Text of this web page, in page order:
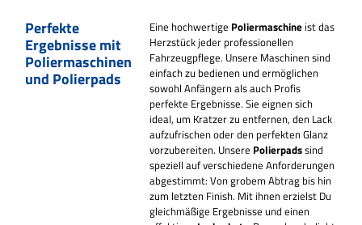
Perfekte
Ergebnisse mit
Poliermaschinen
und Polierpads
Eine hochwertige Poliermaschine ist das
Herzstück jeder professionellen
Fahrzeugpflege. Unsere Maschinen sind
einfach zu bedienen und ermöglichen
sowohl Anfängern als auch Profis
perfekte Ergebnisse. Sie eignen sich
ideal, um Kratzer zu entfernen, den Lack
aufzufrischen oder den perfekten Glanz
vorzubereiten. Unsere Polierpadssind
speziell auf verschiedene Anforderungen
abgestimmt: Von grobem Abtrag bis hin
zum letzten Finish. Mit ihnen erzielst Du
gleichmäßige Ergebnisse und einen